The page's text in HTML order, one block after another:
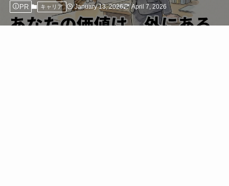
PR キャリア January 13, 2026 April 7, 2026